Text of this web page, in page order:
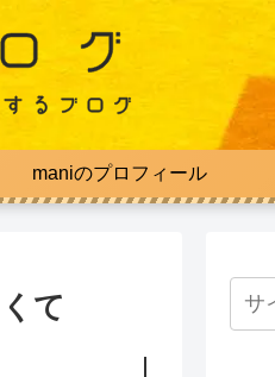
maniのプロフィール
て